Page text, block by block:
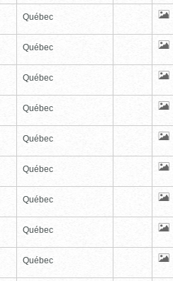
Québec
Québec
Québec
Québec
Québec
Québec
Québec
Québec
Québec